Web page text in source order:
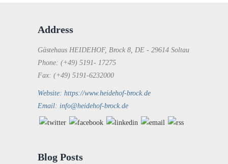
Address
Gästehaus HEIDEHOF, Brock 8, DE - 29614 Soltau
Phone: (+49) 5191- 17275
Fax: (+49) 5191-6232000
Website: https://www.heidehof-brock.de
Email: info@heidehof-brock.de
Blog Posts